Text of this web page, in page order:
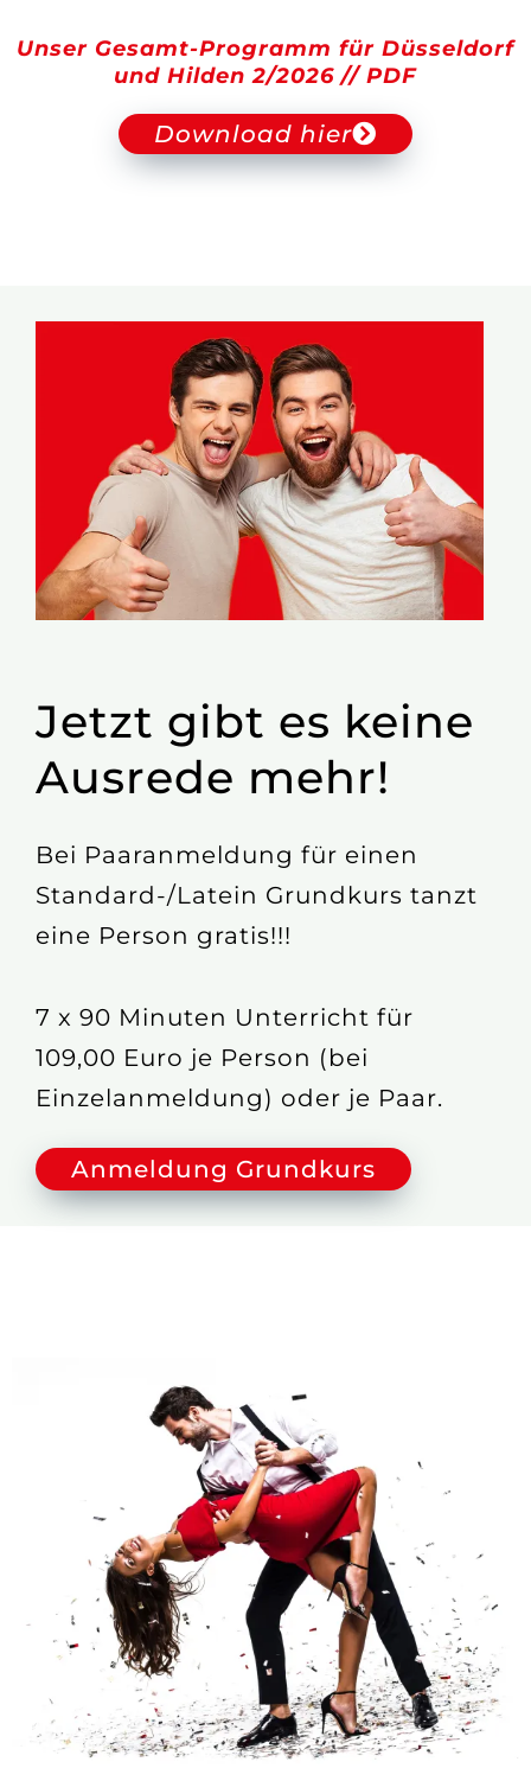
Unser Gesamt-Programm für Düsseldorf
und Hilden 2/2026 // PDF
Download hier
Jetzt gibt es keine
Ausrede mehr!
Bei Paaranmeldung für einen
Standard-/Latein Grundkurs tanzt
eine Person gratis!!!
7 x 90 Minuten Unterricht für
109,00 Euro je Person (bei
Einzelanmeldung) oder je Paar.
Anmeldung Grundkurs